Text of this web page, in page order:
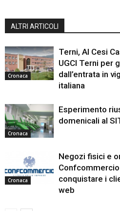
ALTRI ARTICOLI
Cronaca
Terni, Al Cesi
UGCI Terni per
dall’entrata in
italiana
Cronaca
Esperimento
domenicali al
Cronaca
Negozi fisici e
conquistare i
web